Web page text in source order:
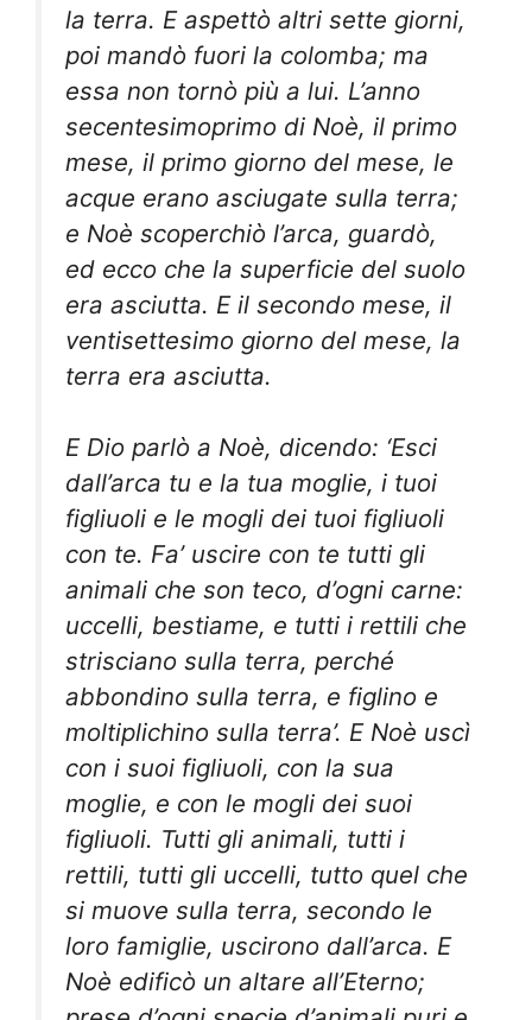
la terra. E aspettò altri sette giorni,
poi mandò fuori la colomba; ma
essa non tornò più a lui. L’anno
secentesimoprimo di Noè, il primo
mese, il primo giorno del mese, le
acque erano asciugate sulla terra;
e Noè scoperchiò l’arca, guardò,
ed ecco che la superficie del suolo
era asciutta. E il secondo mese, il
ventisettesimo giorno del mese, la
terra era asciutta.
E Dio parlò a Noè, dicendo: ‘Esci
dall’arca tu e la tua moglie, i tuoi
figliuoli e le mogli dei tuoi figliuoli
con te. Fa’ uscire con te tutti gli
animali che son teco, d’ogni carne:
uccelli, bestiame, e tutti i rettili che
strisciano sulla terra, perché
abbondino sulla terra, e figlino e
moltiplichino sulla terra’. E Noè uscì
con i suoi figliuoli, con la sua
moglie, e con le mogli dei suoi
figliuoli. Tutti gli animali, tutti i
rettili, tutti gli uccelli, tutto quel che
si muove sulla terra, secondo le
loro famiglie, uscirono dall’arca. E
Noè edificò un altare all’Eterno;